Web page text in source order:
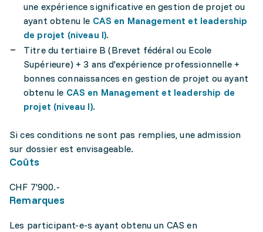
une expérience significative en gestion de projet ou
ayant obtenu le CAS en Management et leadership
de projet (niveau I).
Titre du tertiaire B (Brevet fédéral ou Ecole
Supérieure) + 3 ans d'expérience professionnelle +
bonnes connaissances en gestion de projet ou ayant
obtenu le CAS en Management et leadership de
projet (niveau I).
Si ces conditions ne sont pas remplies, une admission
sur dossier est envisageable.
Coûts
CHF 7'900.-
Remarques
Les participant-e-s ayant obtenu un CAS en